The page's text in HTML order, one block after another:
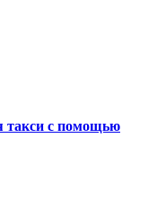
такси с помощью